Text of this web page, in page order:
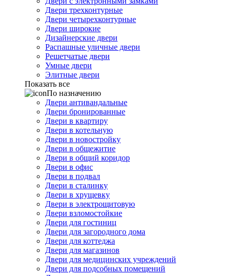
Двери трехконтурные
Двери четырехконтурные
Двери широкие
Дизайнерские двери
Распашные уличные двери
Решетчатые двери
Умные двери
Элитные двери
Показать все
По назначению
Двери антивандальные
Двери бронированные
Двери в квартиру
Двери в котельную
Двери в новостройку
Двери в общежитие
Двери в общий коридор
Двери в офис
Двери в подвал
Двери в сталинку
Двери в хрущевку
Двери в электрощитовую
Двери взломостойкие
Двери для гостиниц
Двери для загородного дома
Двери для коттеджа
Двери для магазинов
Двери для медицинских учреждений
Двери для подсобных помещений